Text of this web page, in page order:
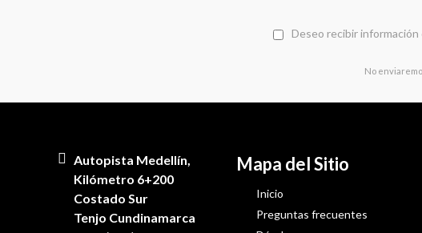
Deseo recibir información
No
Autopista Medellín,
Kilómetro 6+200
Costado Sur
Tenjo Cundinamarca
Mapa del Sitio
Inicio
Preguntas frecuentes